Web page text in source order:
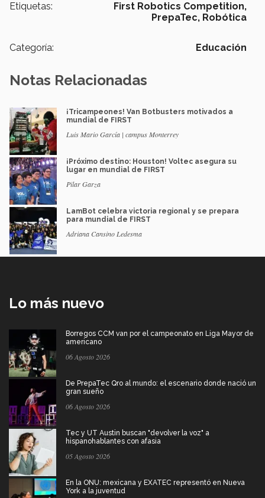
Etiquetas:
First Robotics Competition,
PrepaTec, Robótica
Categoría: Educación
Notas Relacionadas
¡Tricampeones! Van Botbusters motivados a
mundial de FIRST
Luis Mario García | campus Monterrey
¡Próximo destino: Houston! Voltec asegura su
lugar en mundial de FIRST
Pilar Garza
LamBot celebra victoria regional y se prepara
para mundial de FIRST
Adriana Cansino Ledesma
Lo más nuevo
Borregos CCM van por el campeonato en Liga Mayor de
americano
06 Agosto 2026
De PrepaTec Qro al mundo: el escenario donde nació un
gran sueño
06 Agosto 2026
Tec y UT Austin buscan "devolver la voz" a
hispanohablantes con afasia
05 Agosto 2026
En la ONU: mexicana y EXATEC representó en Nueva
York a la juventud